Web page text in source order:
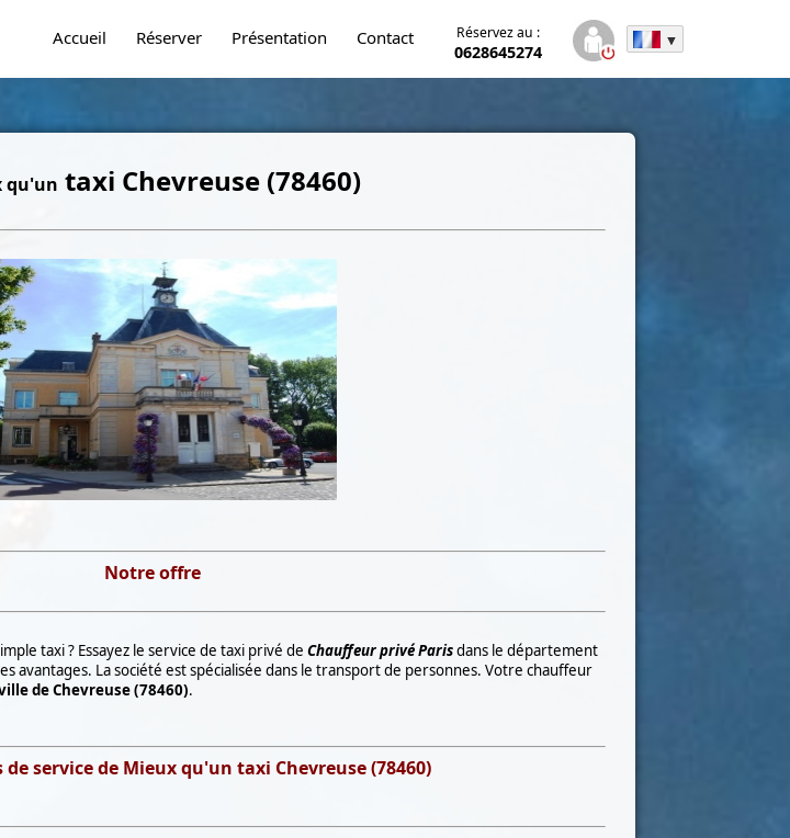
Accueil Réserver Présentation Contact Réservez au :
0628645274
qu'un taxi Chevreuse (78460)
Notre offre
taxi ? Essayez le service de taxi privé de Chauffeur privé Parisdans le département
avantages. La société est spécialisée dans le transport de personnes. Votre chauffeur
de Chevreuse (78460).
de service de Mieux qu'un taxi Chevreuse (78460)